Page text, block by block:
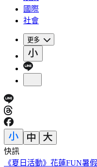
國際
社會
更多
快訊
188萬《龍藏經》賣掉了